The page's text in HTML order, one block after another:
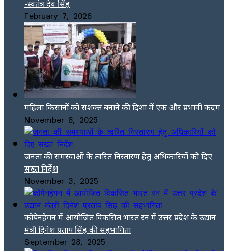
-स्वतंत्र देव सिंह
February 7, 2026
महिला किसानों को सशक्त बनाने की दिशा में एक और प्रभावी कदम
November 8, 2025
जनता की समस्याओं के त्वरित निस्तारण हेतु अधिकारियों को दिए
सख्त निर्देश
November 3, 2025
कोपेनहेगन में आयोजित विकसित भारत रन में उत्तर प्रदेश के उद्यान
मंत्री दिनेश प्रताप सिंह की सहभागिता
September 28, 2025